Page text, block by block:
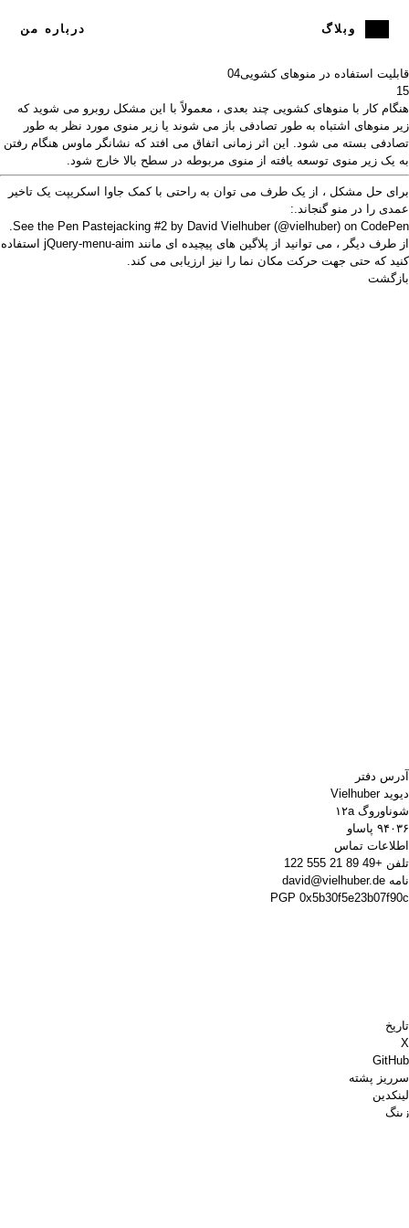
درباره من وبلاگ
قابلیت استفاده در منوهای کشویی04
15
هنگام کار با منوهای کشویی چند بعدی ، معمولاً با این مشکل روبرو می شوید که
زیر منوهای اشتباه به طور تصادفی باز می شوند یا زیر منوی مورد نظر به طور
تصادفی بسته می شود. این اثر زمانی اتفاق می افتد که نشانگر ماوس هنگام رفتن
به یک زیر منوی توسعه یافته از منوی مربوطه در سطح بالا خارج شود.
برای حل مشکل ، از یک طرف می توان به راحتی با کمک جاوا اسکریپت یک تاخیر
عمدی را در منو گنجاند.:
See the Pen Pastejacking #2 by David Vielhuber (@vielhuber) on CodePen
از طرف دیگر ، می توانید از پلاگین های پیچیده ای مانند
jQuery-menu-aim استفاده
کنید که حتی جهت حرکت مکان نما را نیز ارزیابی می کند.
بازگشت
آدرس دفتر
دیوید Vielhuber
شوناوروگ ۱۲a
۹۴۰۳۶ پاساو
اطلاعات تماس
تلفن +49 89 21 555 122
نامه david@vielhuber.de
PGP 0x5b30f5e23b07f90c
تاریخ
X
GitHub
سرریز پشته
لینکدین
زینگ